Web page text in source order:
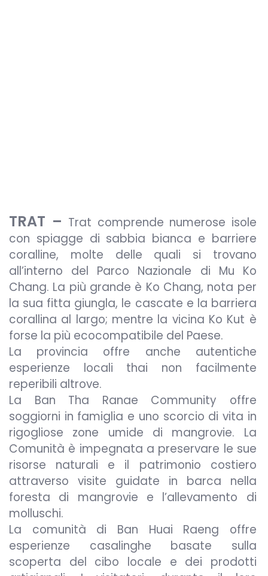
TRAT – Trat comprende numerose isole
con spiagge di sabbia bianca e barriere
coralline, molte delle quali si trovano
all’interno del Parco Nazionale di Mu Ko
Chang. La più grande è Ko Chang, nota per
la sua fitta giungla, le cascate e la barriera
corallina al largo; mentre la vicina Ko Kut è
forse la più ecocompatibile del Paese.
La provincia offre anche autentiche
esperienze locali thai non facilmente
reperibili altrove.
La Ban Tha Ranae Community offre
soggiorni in famiglia e uno scorcio di vita in
rigogliose zone umide di mangrovie. La
Comunità è impegnata a preservare le sue
risorse naturali e il patrimonio costiero
attraverso visite guidate in barca nella
foresta di mangrovie e l’allevamento di
molluschi.
La comunità di Ban Huai Raeng offre
esperienze casalinghe basate sulla
scoperta del cibo locale e dei prodotti